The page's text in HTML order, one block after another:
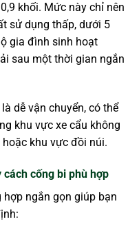
khối. Mức này chỉ nên
sử dụng thấp, dưới 5
gia đình sinh hoạt
sau một thời gian ngắn
dễ vận chuyển, có thể
khu vực xe cẩu không
khu vực đồi núi.
cống bi phù hợp
ngắn gọn giúp bạn